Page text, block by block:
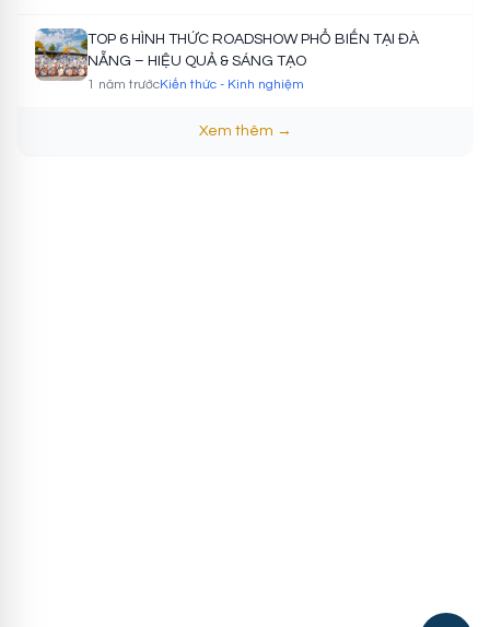
TOP 6 HÌNH THỨC ROADSHOW PHỔ BIẾN TẠI ĐÀ
NẴNG – HIỆU QUẢ & SÁNG TẠO
1 năm trướcKiến thức - Kinh nghiệm
Xem thêm →